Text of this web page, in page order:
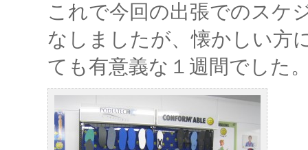
これで今回の出張でのスケ
なしましたが、懐かしい方
ても有意義な１週間でした